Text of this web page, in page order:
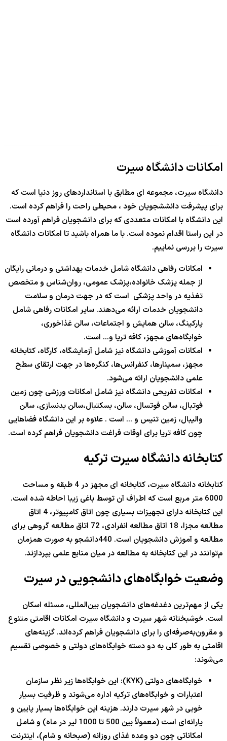
امکانات دانشگاه سیرت
دانشگاه سیرت، مجموعه ای مطابق با استانداردهای روز دنیا است که
برای پیشرفت دانششجویان خود ، محیطی راحت را فراهم کرده است.
این دانشگاه با امکانات متعددی که برای دانشجویان فراهم آورده است
در این راستا اقدام نموده است. با ما همراه باشید تا امکانات دانشگاه
سیرت را بررسی نماییم.
امکانات رفاهی دانشگاه شامل خدمات بهداشتی و درمانی رایگان
از جمله پزشک خانواده،پزشک عمومی، روان‌شناس و متخصص
تغذیه در واحد پزشکی است که در جهت درمان و سلامت
دانشجویان خدمات ارائه می‌دهند. سایر امکانات رفاهی شامل
پارکینگ، سالن همایش و اجتماعات، سالن غذاخوری،
خوابگاه‌های مجهز، کافه تریا و… است.
امکانات آموزشی دانشگاه نیز شامل آزمایشگاه، کارگاه، کتابخانه
مجهز، سمینارها، کنفرانس‌ها، کنگره‌ها در جهت ارتقای سطح
علمی دانشجویان ارائه می‌شود.
امکانات تفریحی دانشگاه نیز شامل امکانات ورزشی چون زمین
فوتبال، سالن فوتسال، سالن، بسکتبال،سالن بدنسازی، سالن
والیبال، زمین تنیس و … است . علاوه بر این دانشگاه فضاهایی
چون کافه تریا برای اوقات فراغت دانشجویان فراهم کرده است.
کتابخانه دانشگاه سیرت ترکیه
کتابخانه دانشگاه سیرت، کتابخانه ای مجهز در 4 طبقه و مساحت
6000 متر مربع است که اطراف آن توسط باغی زیبا احاطه شده است.
این کتابخانه دارای تجهیزات بسیاری چون اتاق کامپیوتر، 4 اتاق
مطالعه مجزا، 18 اتاق مطالعه انفرادی، 72 اتاق مطالعه گروهی برای
مطالعه و آموزش دانشجویان است. 440دانشجو به صورت همزمان
م‌توانند در این کتابخانه به مطالعه در میان منابع علمی بپردازند.
وضعیت خوابگاه‌های دانشجویی در سیرت
یکی از مهم‌ترین دغدغه‌های دانشجویان بین‌المللی، مسئله اسکان
است. خوشبختانه شهر سیرت و دانشگاه سیرت امکانات اقامتی متنوع
و مقرون‌به‌صرفه‌ای را برای دانشجویان فراهم کرده‌اند. گزینه‌های
اقامتی به طور کلی به دو دسته خوابگاه‌های دولتی و خصوصی تقسیم
می‌شوند:
خوابگاه‌های دولتی (KYK): این خوابگاه‌ها زیر نظر سازمان
اعتبارات و خوابگاه‌های ترکیه اداره می‌شوند و ظرفیت بسیار
خوبی در شهر سیرت دارند. هزینه این خوابگاه‌ها بسیار پایین و
یارانه‌ای است (معمولاً بین 500 تا 1000 لیر در ماه) و شامل
امکاناتی چون دو وعده غذای روزانه (صبحانه و شام)، اینترنت